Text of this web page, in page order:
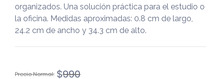
organizados. Una solución práctica para el estudio o
la oficina. Medidas aproximadas: 0.8 cm de largo,
24.2 cm de ancho y 34.3 cm de alto.
$990
El
El